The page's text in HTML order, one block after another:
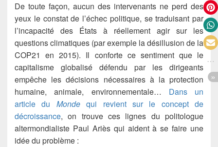
De toute façon, aucun des intervenants ne perd des
yeux le constat de l’échec politique, se traduisant par
l’incapacité des États à réellement agir sur les
questions climatiques (par exemple la désillusion de la
COP21 en 2015). Il conforte ce sentiment que le
capitalisme globalisé défendu par les dirigeants
empêche les décisions nécessaires à la protection
humaine, animale, environnementale… Dans un
article du Mondequi revient sur le concept de
décroissance, on trouve ces lignes du politologue
altermondialiste Paul Ariès qui aident à se faire une
idée du problème :